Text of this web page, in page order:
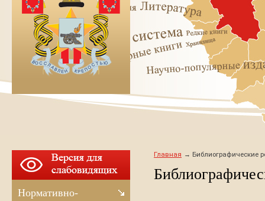
Главная Библиографические
Нормативно-